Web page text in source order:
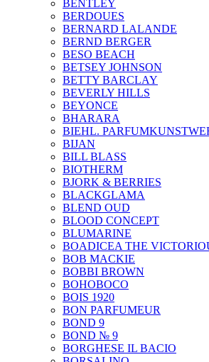
BENTLEY
BERDOUES
BERNARD LALANDE
BERND BERGER
BESO BEACH
BETSEY JOHNSON
BETTY BARCLAY
BEVERLY HILLS
BEYONCE
BHARARA
BIEHL.
BIJAN
BILL BLASS
BIOTHERM
BJORK & BERRIES
BLACKGLAMA
BLEND OUD
BLOOD CONCEPT
BLUMARINE
BOADICEA THE
BOB MACKIE
BOBBI BROWN
BOHOBOCO
BOIS 1920
BON PARFUMEUR
BOND 9
BOND № 9
BORGHESE IL BACIO